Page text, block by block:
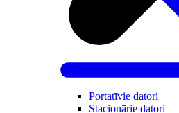
Datori un Monitori
Portatīvie datori
Stacionārie datori